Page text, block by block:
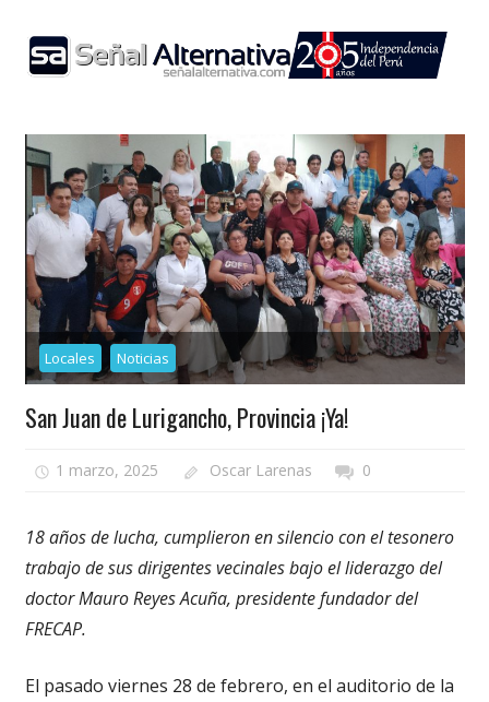
content
Locales Noticias
San Juan de Lurigancho, Provincia ¡Ya!
1 marzo, 2025 Oscar Larenas 0
18 años de lucha, cumplieron en silencio con el tesonero
trabajo de sus dirigentes vecinales bajo el liderazgo del
doctor Mauro Reyes Acuña, presidente fundador del
FRECAP.
El pasado viernes 28 de febrero, en el auditorio de la